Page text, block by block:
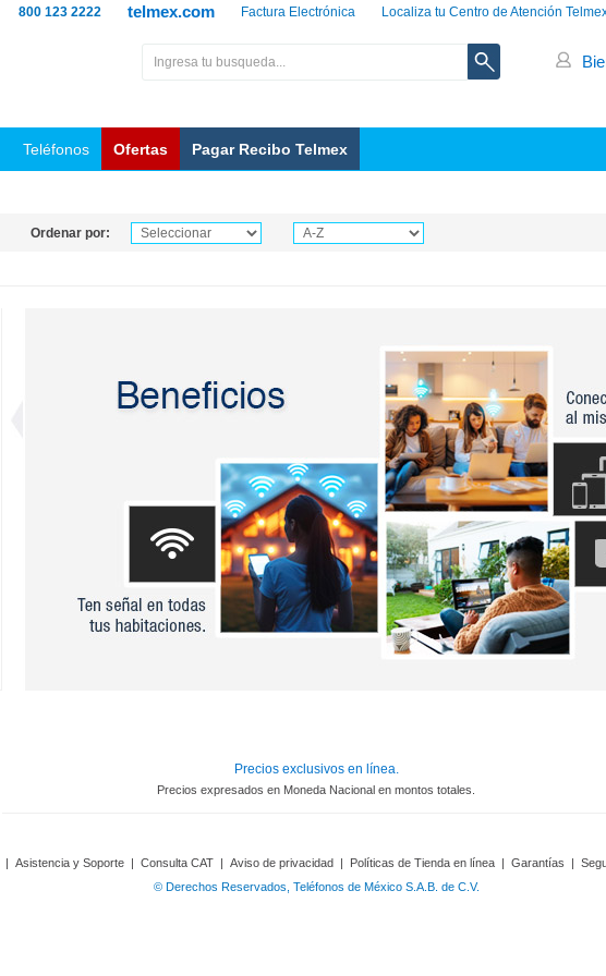
Localiza tu Centro de Atención
Factura Electrónica
telmex.com
800 123 2222
Teléfonos Ofertas Pagar Recibo Telmex
Ordenar por:
Precios exclusivos en línea.
Precios expresados en Moneda Nacional en montos totales.
| Asistencia y Soporte | Consulta CAT | Aviso de privacidad | Políticas de Tienda en línea | Garantías |
© Derechos Reservados, Teléfonos de México S.A.B. de C.V.